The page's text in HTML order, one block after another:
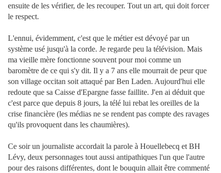
ensuite de les vérifier, de les recouper. Tout un art, qui doit forcer
le respect.
L'ennui, évidemment, c'est que le métier est dévoyé par un
système usé jusqu'à la corde. Je regarde peu la télévision. Mais
ma vieille mère fonctionne souvent pour moi comme un
baromètre de ce qui s'y dit. Il y a 7 ans elle mourrait de peur que
son village occitan soit attaqué par Ben Laden. Aujourd'hui elle
redoute que sa Caisse d'Epargne fasse faillite. J'en ai déduit que
c'est parce que depuis 8 jours, la télé lui rebat les oreilles de la
crise financière (les médias ne se rendent pas compte des ravages
qu'ils provoquent dans les chaumières).
Ce soir un journaliste accordait la parole à Houellebecq et BH
Lévy, deux personnages tout aussi antipathiques l'un que l'autre
pour des raisons différentes, dont le bouquin allait être commenté